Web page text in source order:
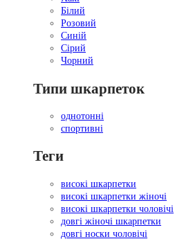
Білий
Розовий
Синій
Сірий
Чорний
Типи шкарпеток
однотонні
спортивні
Теги
високі шкарпетки
високі шкарпетки жіночі
високі шкарпетки чоловічі
довгі жіночі шкарпетки
довгі носки чоловічі